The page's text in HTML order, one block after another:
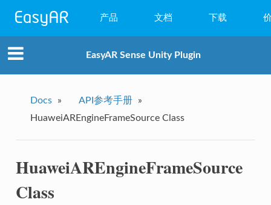
产品
小程序AR
EasyAR Mega
EasyAR Sense
文档 下载
EasyAR Sense Unity Plugin
Docs » API参考手册
»
HuaweiAREngineFrameSource Class
HuaweiAREngineFrameSource
Class